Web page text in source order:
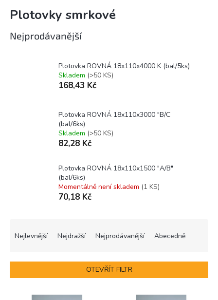
Plotovky smrkové
Nejprodávanější
Plotovka ROVNÁ 18x110x4000 K (bal/5ks)
Skladem (>50 KS)
168,43 Kč
Plotovka ROVNÁ 18x110x3000 "B/C
(bal/6ks)
Skladem (>50 KS)
82,28 Kč
Plotovka ROVNÁ 18x110x1500 "A/B"
(bal/6ks)
Momentálně není skladem (1 KS)
70,18 Kč
í
Nejlevnější Nejdražší Nejprodávanější Abecedně
OTEVŘÍT FILTR